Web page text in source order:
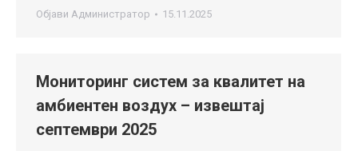
Објави Администратор 15.11.2025
Мониторинг систем за квалитет на
амбиентен воздух – извештај
септември 2025